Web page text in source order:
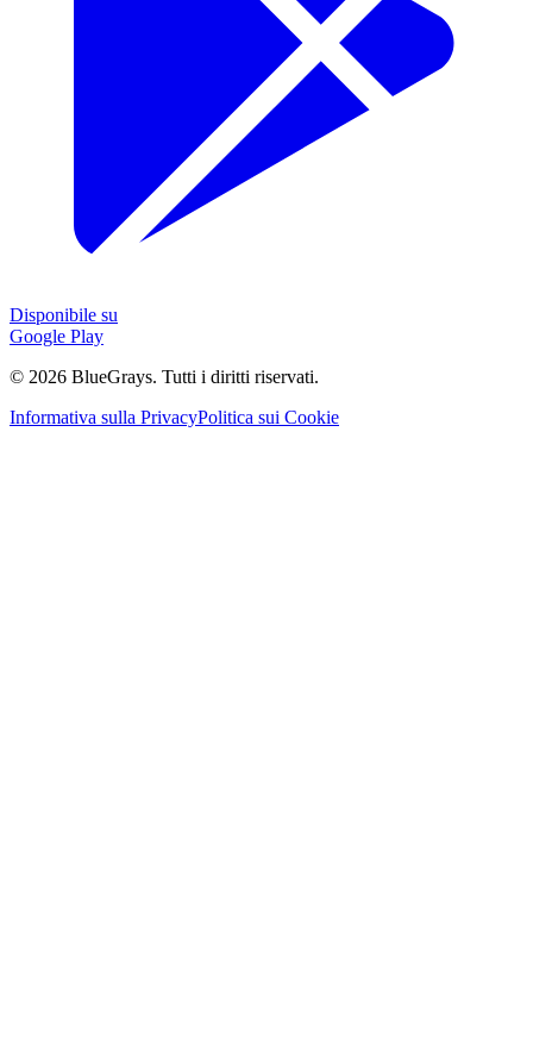
Disponibile su
Google Play
© 2026 BlueGrays. Tutti i diritti riservati.
Informativa sulla PrivacyPolitica sui Cookie